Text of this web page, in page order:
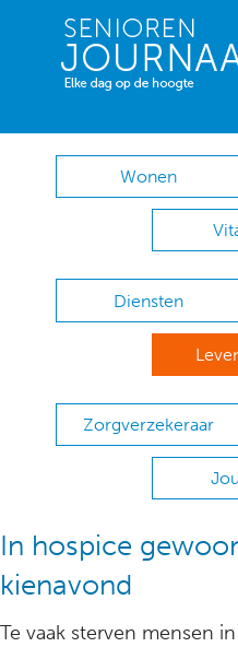
Wonen
Diensten
Zorgverzekeraar
In hospice
kienavond
Te vaak sterven mensen